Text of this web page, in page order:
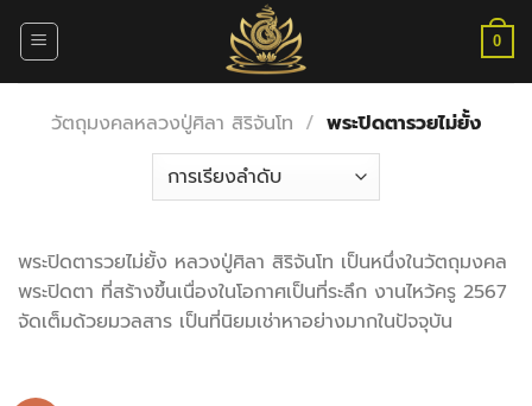
0
วัตถุมงคลหลวงปู่ศิลา สิริจันโท / พระปิดตารวยไม่ยั้ง
พระปิดตารวยไม่ยั้ง หลวงปู่ศิลา สิริจันโท เป็นหนึ่งในวัตถุมงคล
พระปิดตา ที่สร้างขึ้นเนื่องในโอกาศเป็นที่ระลึก งานไหว้ครู 2567
จัดเต็มด้วยมวลสาร เป็นที่นิยมเช่าหาอย่างมากในปัจจุบัน